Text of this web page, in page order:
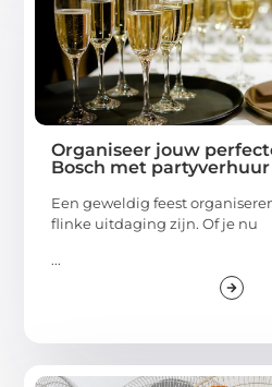
Organiseer jouw
Bosch met partyverhuur
Een geweldig feest
flinke uitdaging zijn. Of je nu
...